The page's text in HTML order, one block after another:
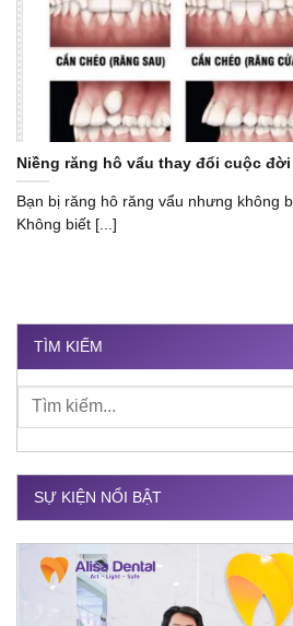
Niềng răng hô vẩu thay đổi cuộc
Bạn bị răng hô răng vẩu nhưng không
Không biết [...]
TÌM KIẾM
SỰ KIỆN NỔI BẬT